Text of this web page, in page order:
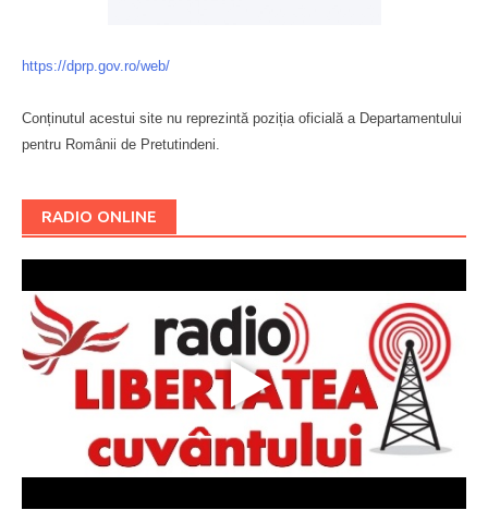
https://dprp.gov.ro/web/
Conținutul acestui site nu reprezintă poziția oficială a Departamentului
pentru Românii de Pretutindeni.
RADIO ONLINE